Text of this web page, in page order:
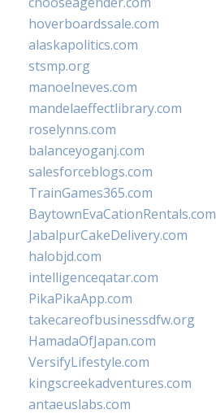
hoverboardssale.com
alaskapolitics.com
stsmp.org
manoelneves.com
mandelaeffectlibrary.com
roselynns.com
balanceyoganj.com
salesforceblogs.com
TrainGames365.com
BaytownEvaCationRentals.com
JabalpurCakeDelivery.com
halobjd.com
intelligenceqatar.com
PikaPikaApp.com
takecareofbusinessdfw.org
HamadaOfJapan.com
VersifyLifestyle.com
kingscreekadventures.com
antaeuslabs.com